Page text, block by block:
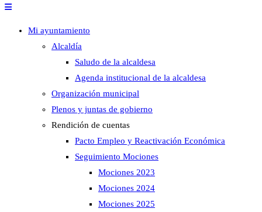
Mi ayuntamiento
Alcaldía
Saludo de la alcaldesa
Agenda institucional de la alcaldesa
Organización municipal
Plenos y juntas de gobierno
Rendición de cuentas
Pacto Empleo y Reactivación Económica
Seguimiento Mociones
Mociones 2023
Mociones 2024
Mociones 2025